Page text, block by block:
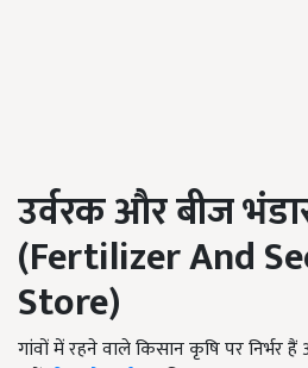
उर्वरक और बीज
(Fertilizer And
Store)
गांवों में रहने वाले किसान कृषि पर